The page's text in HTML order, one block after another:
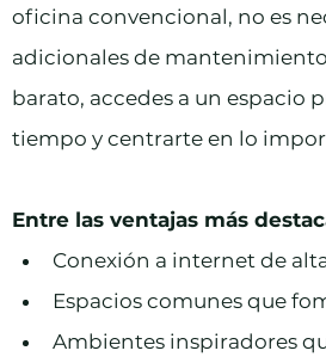
oficina convencional, no es
adicionales de
barato, accedes a un espacio
tiempo y centrarte en lo
Entre las ventajas más
Conexión a internet de
Espacios comunes que
Ambientes inspiradores